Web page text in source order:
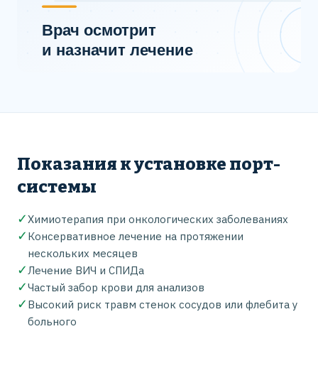
Показания к установке порт-
системы
✓Химиотерапия при онкологических заболеваниях
✓ Консервативное лечение на протяжении
нескольких месяцев
✓Лечение ВИЧ и СПИДа
✓Частый забор крови для анализов
✓ Высокий риск травм стенок сосудов или флебита у
больного